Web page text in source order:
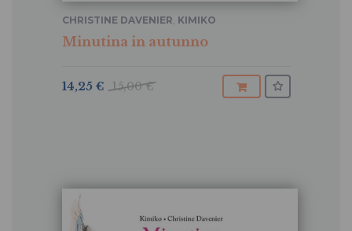
Minutina in autunno
CHRISTINE DAVENIER KIMIKO
15,00 €
14,25 €